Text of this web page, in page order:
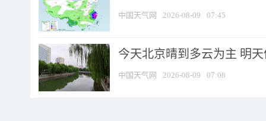
中国天气网 2026-08-09 07:45
今天北京晴到多云为主 明
中国天气网 2026-08-09 07:08